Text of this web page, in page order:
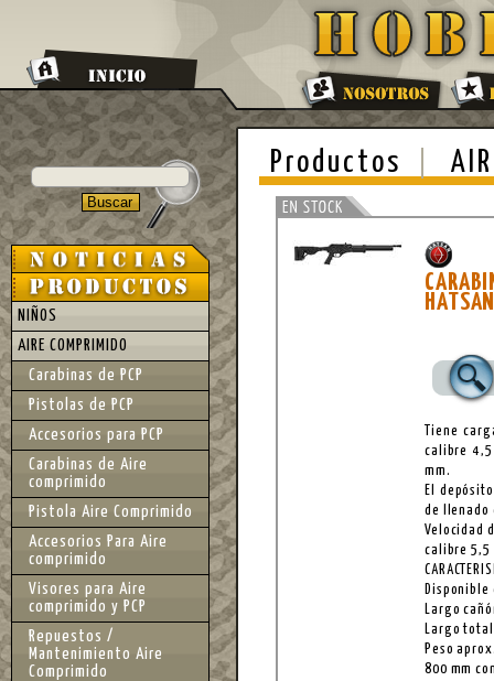
Productos
Tiene
calibre
mm.
El
de llenado
Velocidad
calibre 5,5
Disponible
Largo
Largo
Peso
800 mm
NIÑOS
AIRE COMPRIMIDO
Carabinas de PCP
Pistolas de PCP
Accesorios para PCP
Carabinas de Aire
comprimido
Pistola Aire Comprimido
Accesorios Para Aire
comprimido
Visores para Aire
comprimido y PCP
Repuestos /
Mantenimiento Aire
Comprimido